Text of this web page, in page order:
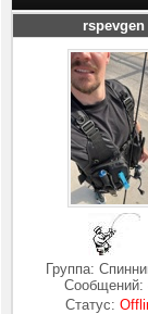
rspevgen
Группа:
Сообщений:
Статус: